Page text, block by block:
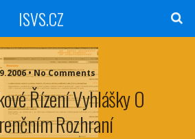
ISVS.CZ
29.9.2006 • No Comments
Řízení Vyhlášky O
Rozhraní